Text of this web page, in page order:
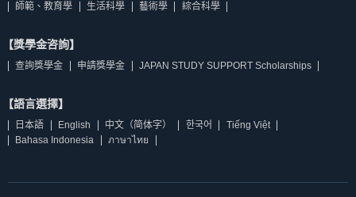
師範、教育學
生活科學 藝術學 綜合科學
【獎學金咨詢】
查詢獎學金 申請獎學金 JAPAN STUDY SUPPORT Scholarships
【語言選擇】
日本語 English 中文（简体字） 한국어
Tiếng Việt
Bahasa Indonesia
ภาษาไทย